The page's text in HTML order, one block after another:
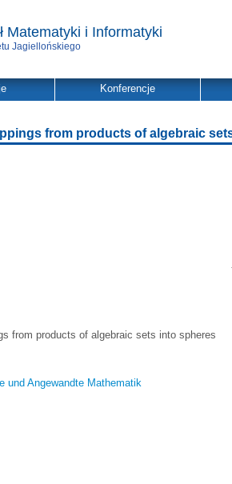
Matematyki i Informatyki
Jagiellońskiego
Konferencje
from products of algebraic
from products of algebraic sets into spheres
und Angewandte Mathematik